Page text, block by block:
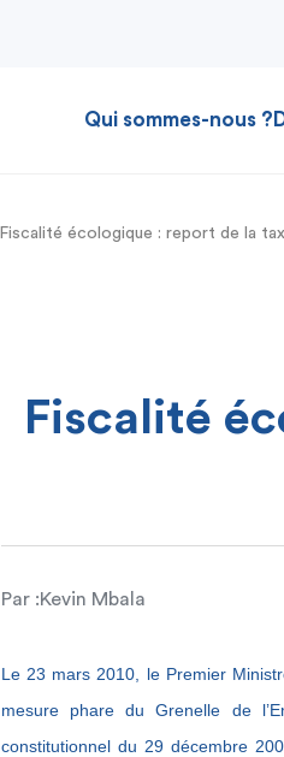
Qui sommes-nous ?
Fiscalité écologique : report de la
Fiscalité
Par :Kevin Mbala
Le 23 mars 2010, le Premier
mesure phare du Grenelle de
constitutionnel du 29 décembre